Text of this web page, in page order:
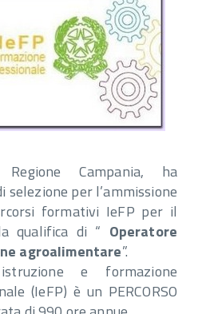
Campania, ha
selezione per l’ammissione
formativi IeFP per il
qualifica di “ Operatore
agroalimentare”.
e formazione
(IeFP) è un PERCORSO